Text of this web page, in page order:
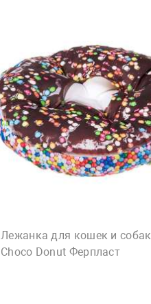
Лежанка для кошек и собак
Choco Donut Ферпласт